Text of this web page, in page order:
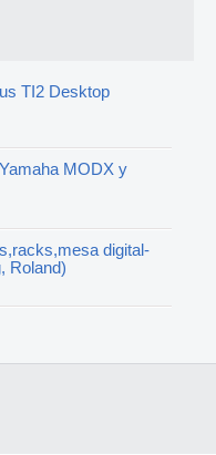
TI2 Desktop
MODX y
digital-
Roland)